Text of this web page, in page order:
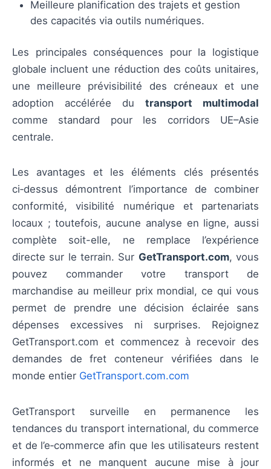
Meilleure planification des trajets et gestion
des capacités via outils numériques.
Les principales conséquences pour la logistique
globale incluent une réduction des coûts unitaires,
une meilleure prévisibilité des créneaux et une
adoption accélérée du transport multimodal
comme standard pour les corridors UE–Asie
centrale.
Les avantages et les éléments clés présentés
ci‑dessus démontrent l’importance de combiner
conformité, visibilité numérique et partenariats
locaux ; toutefois, aucune analyse en ligne, aussi
complète soit-elle, ne remplace l’expérience
directe sur le terrain. Sur GetTransport.com, vous
pouvez commander votre transport de
marchandise au meilleur prix mondial, ce qui vous
permet de prendre une décision éclairée sans
dépenses excessives ni surprises. Rejoignez
GetTransport.com et commencez à recevoir des
demandes de fret conteneur vérifiées dans le
monde entier GetTransport.com.com
GetTransport surveille en permanence les
tendances du transport international, du commerce
et de l’e‑commerce afin que les utilisateurs restent
informés et ne manquent aucune mise à jour